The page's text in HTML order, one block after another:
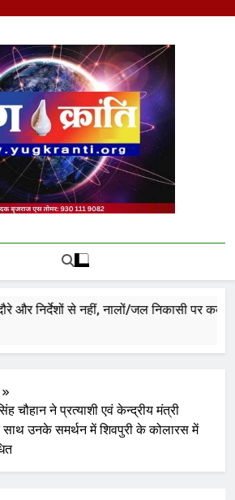
| Trusted
News Portal
से नहीं, नालों/जल निकासी पर कब्जे हटाने से
चौहान ने प्रत्याशी एवं केन्द्रीय मंत्री
के साथ उनके समर्थन में शिवपुरी के कोलारस में